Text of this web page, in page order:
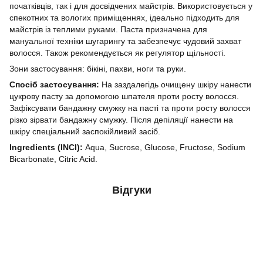
початківців, так і для досвідчених майстрів. Використовується у
спекотних та вологих приміщеннях, ідеально підходить для
майстрів із теплими руками. Паста призначена для
мануальної техніки шугарингу та забезпечує чудовий захват
волосся. Також рекомендується як регулятор щільності.
Зони застосування: бікіні, пахви, ноги та руки.
Спосіб застосування: На заздалегідь очищену шкіру нанести
цукрову пасту за допомогою шпателя проти росту волосся.
Зафіксувати бандажну смужку на пасті та проти росту волосся
різко зірвати бандажну смужку. Після депіляції нанести на
шкіру спеціальний заспокійливий засіб.
Ingredients (INCI): Aqua, Sucrose, Glucose, Fructose, Sodium
Bicarbonate, Citric Acid.
Відгуки